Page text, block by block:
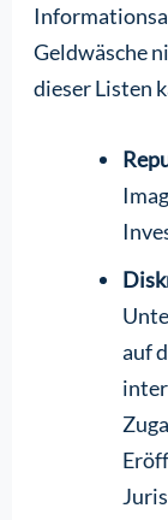
Geldwäsche
dieser Listen
auf